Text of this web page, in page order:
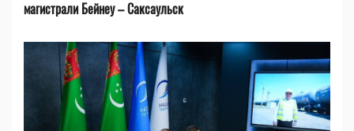
магистрали Бейнеу – Саксаульск